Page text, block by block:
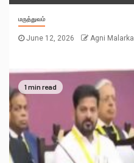
மருத்துவம்
June 12, 2026 Agni Malarkal
1 min read